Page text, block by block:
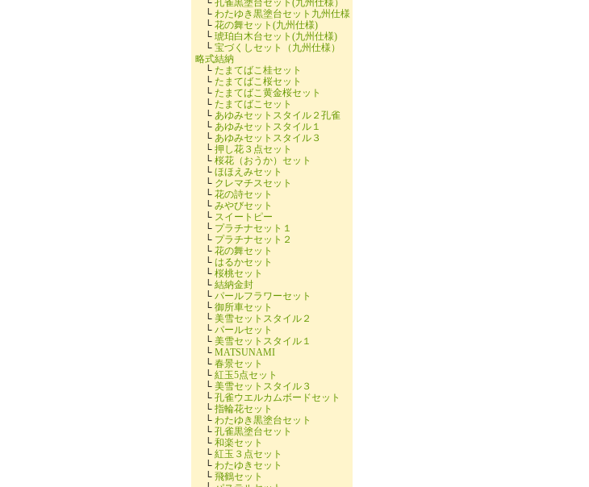
└ 孔雀黒塗台セット(九州仕様）
└ わたゆき黒塗台セット九州仕様
└ 花の舞セット(九州仕様)
└ 琥珀白木台セット(九州仕様)
└ 宝づくしセット（九州仕様）
略式結納
└ たまてばこ桂セット
└ たまてばこ桜セット
└ たまてばこ黄金桜セット
└ たまてばこセット
└ あゆみセットスタイル２孔雀
└ あゆみセットスタイル１
└ あゆみセットスタイル３
└ 押し花３点セット
└ 桜花（おうか）セット
└ ほほえみセット
└ クレマチスセット
└ 花の詩セット
└ みやびセット
└ スイートピー
└ プラチナセット１
└ プラチナセット２
└ 花の舞セット
└ はるかセット
└ 桜桃セット
└ 結納金封
└ パールフラワーセット
└ 御所車セット
└ 美雪セットスタイル２
└ パールセット
└ 美雪セットスタイル１
└ MATSUNAMI
└ 春景セット
└ 紅玉5点セット
└ 美雪セットスタイル３
└ 孔雀ウエルカムボードセット
└ 指輪花セット
└ わたゆき黒塗台セット
└ 孔雀黒塗台セット
└ 和楽セット
└ 紅玉３点セット
└ わたゆきセット
└ 飛鶴セット